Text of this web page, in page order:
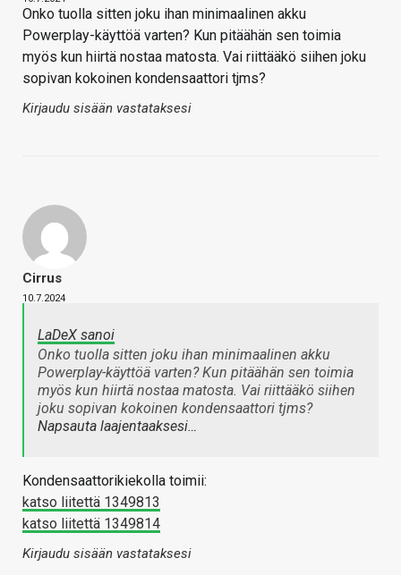
Onko tuolla sitten joku ihan minimaalinen akku
Powerplay-käyttöä varten? Kun pitäähän sen toimia
myös kun hiirtä nostaa matosta. Vai riittääkö siihen joku
sopivan kokoinen kondensaattori tjms?
Kirjaudu sisään vastataksesi
Cirrus
10.7.2024
LaDeX sanoi
Onko tuolla sitten joku ihan minimaalinen akku
Powerplay-käyttöä varten? Kun pitäähän sen toimia
myös kun hiirtä nostaa matosta. Vai riittääkö siihen
joku sopivan kokoinen kondensaattori tjms?
Napsauta laajentaaksesi…
Kondensaattorikiekolla toimii:
katso liitettä 1349813
katso liitettä 1349814
Kirjaudu sisään vastataksesi